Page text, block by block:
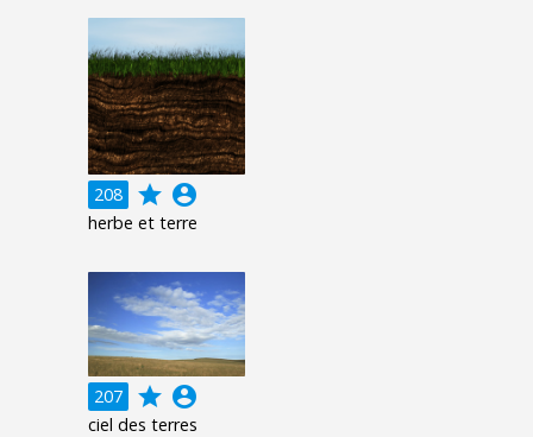
208 grade account_circle
herbe et terre
207 grade account_circle
ciel des terres